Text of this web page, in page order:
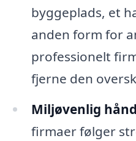
byggeplads, et
anden form for
professionelt
fjerne den
Miljøvenlig
firmaer følger